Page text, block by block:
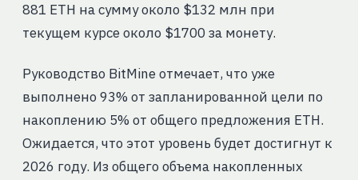
881 ETH на сумму около $132 млн при
текущем курсе около $1700 за монету.
Руководство BitMine отмечает, что уже
выполнено 93% от запланированной цели по
накоплению 5% от общего предложения ETH.
Ожидается, что этот уровень будет достигнут к
2026 году. Из общего объема накопленных